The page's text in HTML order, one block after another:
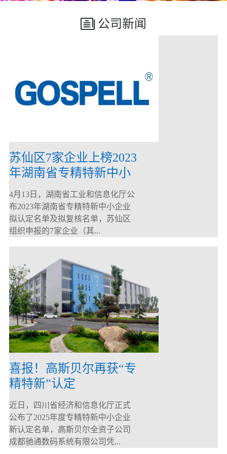
公司新闻
苏仙区7家企业上榜2023
年湖南省专精特新中小
企业
4月13日，湖南省工业和信息化厅公
布2023年湖南省专精特新中小企业
拟认定名单及拟复核名单，苏仙区
组织申报的7家企业（其...
喜报！高斯贝尔再获“专
精特新”认定
近日，四川省经济和信息化厅正式
公布了2025年度专精特新中小企业
新认定名单，高斯贝尔全资子公司
成都驰通数码系统有限公司凭...